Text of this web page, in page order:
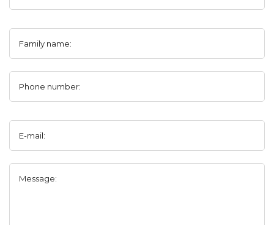
Family name:
Phone number:
E-mail:
Message: